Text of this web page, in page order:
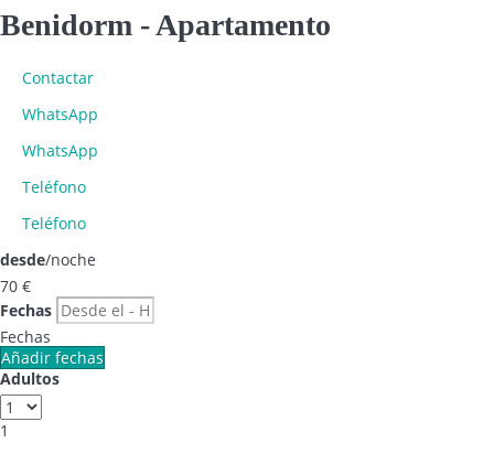
Benidorm -Apartamento
Contactar
WhatsApp
WhatsApp
Teléfono
Teléfono
desde/noche
70 €
Fechas
Fechas
Añadir fechas
Adultos
1